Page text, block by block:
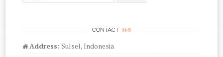
CONTACT us
Address: Sulsel, Indonesia